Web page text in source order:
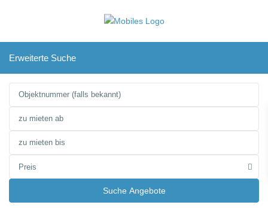
Erweiterte Suche
Preis
Suche Angebote